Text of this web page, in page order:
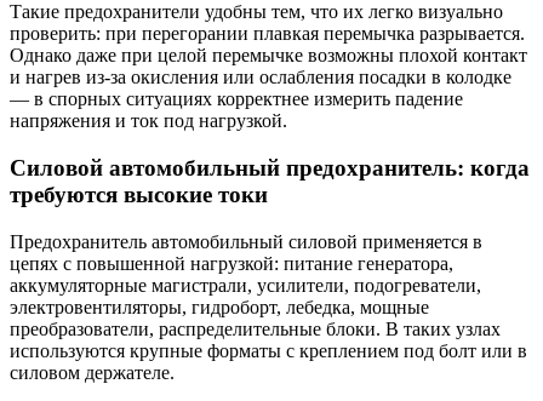
Такие предохранители удобны тем, что их легко визуально
проверить: при перегорании плавкая перемычка разрывается.
Однако даже при целой перемычке возможны плохой контакт
и нагрев из-за окисления или ослабления посадки в колодке
— в спорных ситуациях корректнее измерить падение
напряжения и ток под нагрузкой.
Силовой автомобильный предохранитель: когда
требуются высокие токи
Предохранитель автомобильный силовой применяется в
цепях с повышенной нагрузкой: питание генератора,
аккумуляторные магистрали, усилители, подогреватели,
электровентиляторы, гидроборт, лебедка, мощные
преобразователи, распределительные блоки. В таких узлах
используются крупные форматы с креплением под болт или в
силовом держателе.